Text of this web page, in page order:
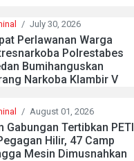
/ July 30, 2026
Perlawanan Warga
Polrestabes
Bumihanguskan
Narkoba Klambir V
/ August 01, 2026
Gabungan Tertibkan PETI
Hilir, 47 Camp
Mesin Dimusnahkan